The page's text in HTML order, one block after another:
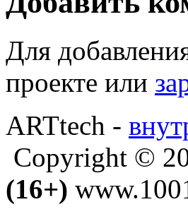
Для
проекте или
ARTtech -
Copyright ©
(16+)